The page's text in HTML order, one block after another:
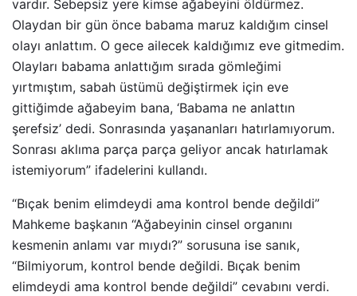
vardır. Sebepsiz yere kimse ağabeyini öldürmez.
Olaydan bir gün önce babama maruz kaldığım cinsel
olayı anlattım. O gece ailecek kaldığımız eve gitmedim.
Olayları babama anlattığım sırada gömleğimi
yırtmıştım, sabah üstümü değiştirmek için eve
gittiğimde ağabeyim bana, ‘Babama ne anlattın
şerefsiz’ dedi. Sonrasında yaşananları hatırlamıyorum.
Sonrası aklıma parça parça geliyor ancak hatırlamak
istemiyorum” ifadelerini kullandı.
“Bıçak benim elimdeydi ama kontrol bende değildi”
Mahkeme başkanın “Ağabeyinin cinsel organını
kesmenin anlamı var mıydı?” sorusuna ise sanık,
“Bilmiyorum, kontrol bende değildi. Bıçak benim
elimdeydi ama kontrol bende değildi” cevabını verdi.